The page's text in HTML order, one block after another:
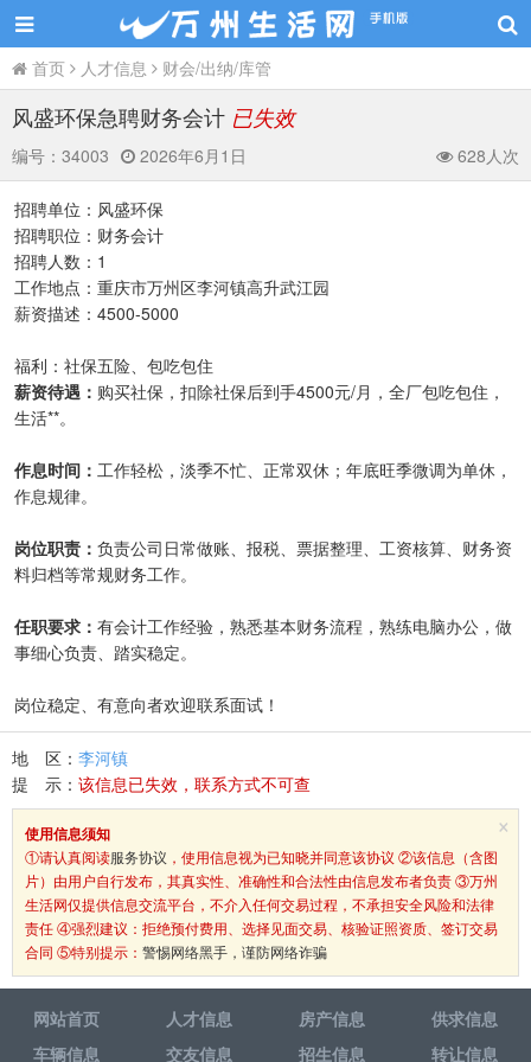
首页 人才信息 财会/出纳/库管
风盛环保急聘财务会计 已失效
编号： 34003 2026年6月1日 628人次
招聘单位：风盛环保
招聘职位：财务会计
招聘人数：1
工作地点：重庆市万州区李河镇高升武江园
薪资描述：4500-5000
福利：社保五险、包吃包住
薪资待遇： 购买社保，扣除社保后到手4500元/月，全厂包吃包住，
生活**。
作息时间： 工作轻松，淡季不忙、正常双休；年底旺季微调为单休，
作息规律。
岗位职责： 负责公司日常做账、报税、票据整理、工资核算、财务资
料归档等常规财务工作。
任职要求： 有会计工作经验，熟悉基本财务流程，熟练电脑办公，做
事细心负责、踏实稳定。
岗位稳定、有意向者欢迎联系面试！
地 区： 李河镇
提 示： 该信息已失效，联系方式不可查
×
使用信息须知
①请认真阅读服务协议 ，使用信息视为已知晓并同意该协议 ②该信息（含图
片）由用户自行发布，其真实性、准确性和合法性由信息发布者负责 ③万州
生活网仅提供信息交流平台，不介入任何交易过程，不承担安全风险和法律
责任 ④强烈建议：拒绝预付费用、选择见面交易、核验证照资质、签订交易
合同 ⑤特别提示： 警惕网络黑手，谨防网络诈骗
网站首页 人才信息 房产信息
供求信息
车辆信息
交友信息 招生信息 转让信息